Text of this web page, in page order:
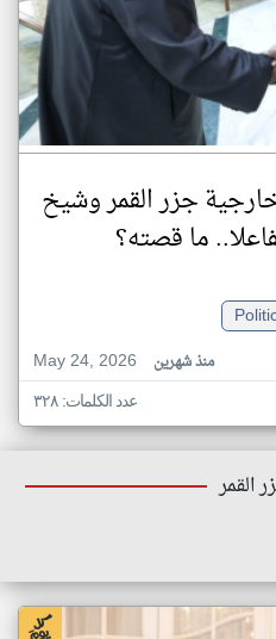
جزر القمر وشيخ
ما قصته؟
May 24, 2026
منذ شهرين
عدد الكلمات: ٣٢٨
القمر